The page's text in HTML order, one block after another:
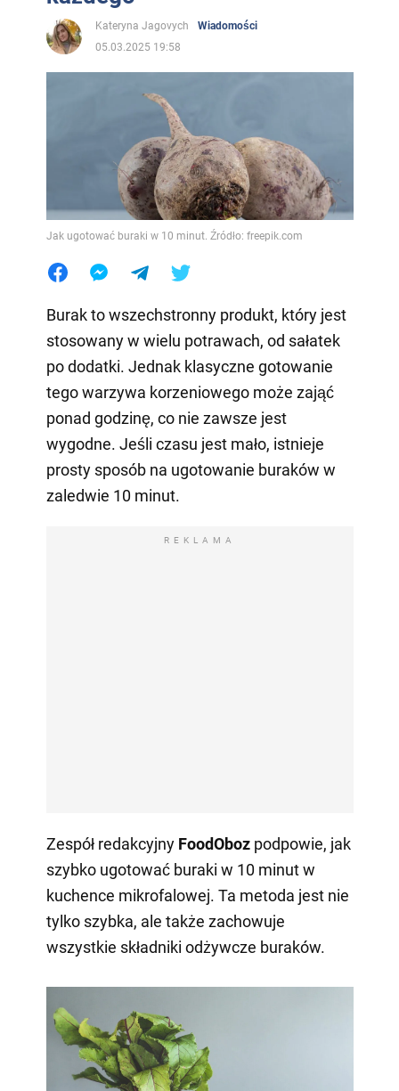
Kateryna Jagovych
Wiadomości
05.03.2025 19:58
Jak ugotować buraki w 10 minut. Źródło: freepik.com
Burak to wszechstronny produkt, który jest
stosowany w wielu potrawach, od sałatek
po dodatki. Jednak klasyczne gotowanie
tego warzywa korzeniowego może zająć
ponad godzinę, co nie zawsze jest
wygodne. Jeśli czasu jest mało, istnieje
prosty sposób na ugotowanie buraków w
zaledwie 10 minut.
REKLAMA
Zespół redakcyjny FoodOboz podpowie, jak
szybko ugotować buraki w 10 minut w
kuchence mikrofalowej. Ta metoda jest nie
tylko szybka, ale także zachowuje
wszystkie składniki odżywcze buraków.